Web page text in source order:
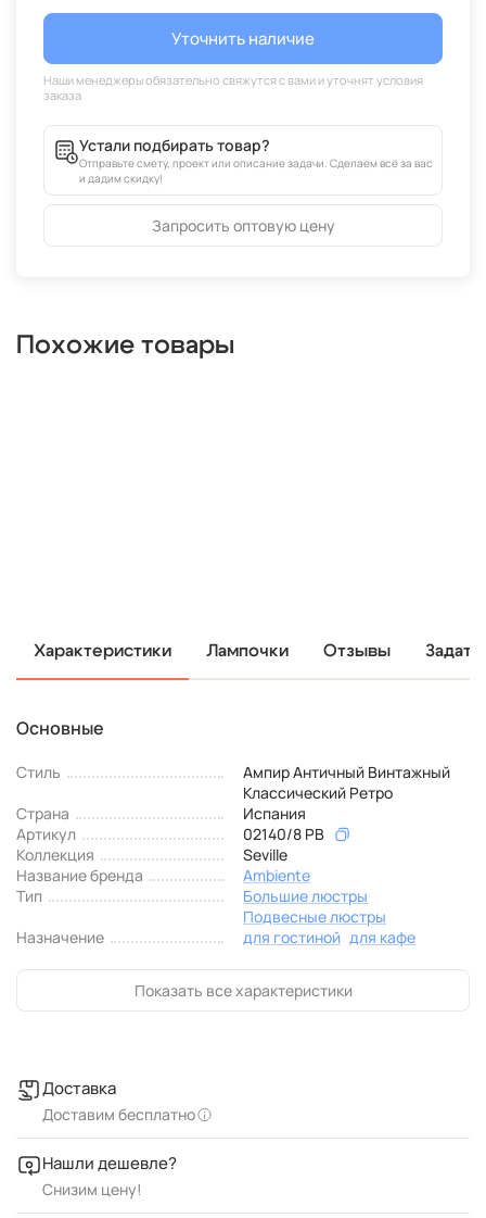
Уточнить наличие
Устали подбирать товар?
Отправьте смету, проект или описание задачи. Сделаем всё за вас
и дадим скидку!
Запросить оптовую цену
Похожие товары
Характеристики Лампочки Отзывы
Основные
Стиль
Ампир Античный Винтажный
Классический Ретро
Страна
Испания
Артикул
02140/8 PB
Коллекция
Seville
Название бренда
Ambiente
Тип
Большие люстры
Подвесные люстры
Назначение
для гостиной для кафе
Показать все характеристики
Доставка
Доставим бесплатно
Нашли дешевле?
Снизим цену!